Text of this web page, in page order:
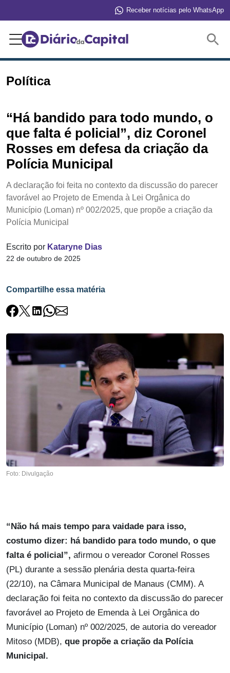
Receber notícias pelo WhatsApp
Política
“Há bandido para todo mundo, o
que falta é policial”, diz Coronel
Rosses em defesa da criação da
Polícia Municipal
A declaração foi feita no contexto da discussão do parecer
favorável ao Projeto de Emenda à Lei Orgânica do
Município (Loman) nº 002/2025, que propõe a criação da
Polícia Municipal
Escrito por Kataryne Dias
22 de outubro de 2025
Compartilhe essa matéria
Foto: Divulgação
“Não há mais tempo para vaidade para isso,
costumo dizer: há bandido para todo mundo, o que
falta é policial”, afirmou o vereador Coronel Rosses
(PL) durante a sessão plenária desta quarta-feira
(22/10), na Câmara Municipal de Manaus (CMM). A
declaração foi feita no contexto da discussão do parecer
favorável ao Projeto de Emenda à Lei Orgânica do
Município (Loman) nº 002/2025, de autoria do vereador
Mitoso (MDB), que propõe a criação da Polícia
Municipal.